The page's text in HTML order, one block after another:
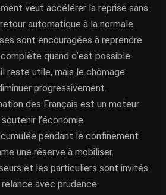
veut accélérer la reprise sans
automatique à la normale.
sont encouragées à reprendre
quand c’est possible.
reste utile, mais le chômage
progressivement.
des Français est un moteur
l’économie.
pendant le confinement
une réserve à mobiliser.
et les particuliers sont invités
avec prudence.